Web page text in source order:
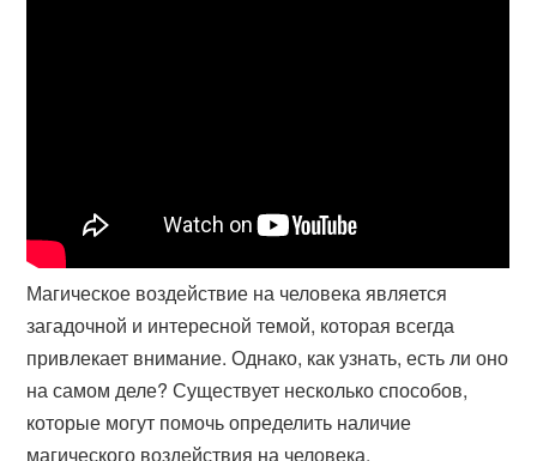
Магическое воздействие на человека является
загадочной и интересной темой, которая всегда
привлекает внимание. Однако, как узнать, есть ли оно
на самом деле? Существует несколько способов,
которые могут помочь определить наличие
магического воздействия на человека.